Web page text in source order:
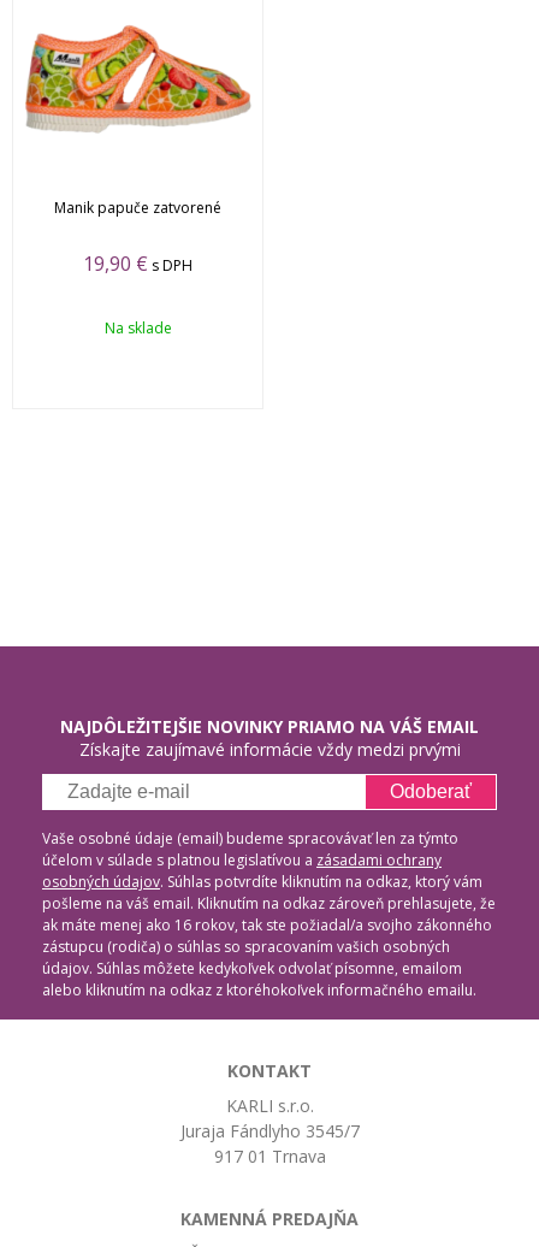
Manik papuče zatvorené
19,90 € s DPH
Na sklade
NAJDÔLEŽITEJŠIE NOVINKY PRIAMO NA VÁŠ EMAIL
Získajte zaujímavé informácie vždy medzi prvými
Odoberať
Vaše osobné údaje (email) budeme spracovávať len za týmto
účelom v súlade s platnou legislatívou a zásadami ochrany
osobných údajov. Súhlas potvrdíte kliknutím na odkaz, ktorý vám
pošleme na váš email. Kliknutím na odkaz zároveň prehlasujete, že
ak máte menej ako 16 rokov, tak ste požiadal/a svojho zákonného
zástupcu (rodiča) o súhlas so spracovaním vašich osobných
údajov. Súhlas môžete kedykoľvek odvolať písomne, emailom
alebo kliknutím na odkaz z ktoréhokoľvek informačného emailu.
KONTAKT
KARLI s.r.o.
Juraja Fándlyho 3545/7
917 01 Trnava
KAMENNÁ PREDAJŇA